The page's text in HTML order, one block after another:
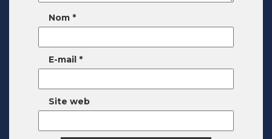
Nom *
E-mail *
Site web